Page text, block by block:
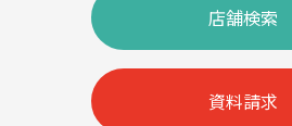
店舗検索
資料請求